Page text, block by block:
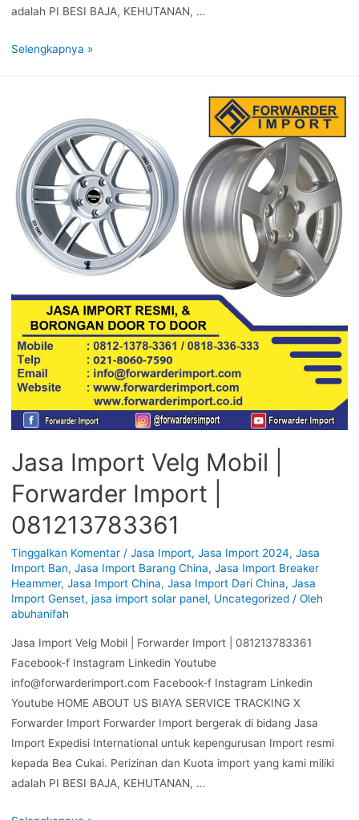
adalah PI BESI BAJA, KEHUTANAN, …
Selengkapnya »
Jasa Import Velg Mobil |
Forwarder Import |
081213783361
Tinggalkan Komentar / Jasa Import, Jasa Import 2024, Jasa
Import Ban, Jasa Import Barang China, Jasa Import Breaker
Heammer, Jasa Import China, Jasa Import Dari China, Jasa
Import Genset, jasa import solar panel, Uncategorized/ Oleh
abuhanifah
Jasa Import Velg Mobil | Forwarder Import | 081213783361
Facebook-f Instagram Linkedin Youtube
info@forwarderimport.com Facebook-f Instagram Linkedin
Youtube HOME ABOUT US BIAYA SERVICE TRACKING X
Forwarder Import Forwarder Import bergerak di bidang Jasa
Import Expedisi International untuk kepengurusan Import resmi
kepada Bea Cukai. Perizinan dan Kuota import yang kami miliki
adalah PI BESI BAJA, KEHUTANAN, …